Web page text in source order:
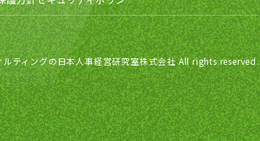
ティングの日本人事経営研究室株式会社 All rights reserved.